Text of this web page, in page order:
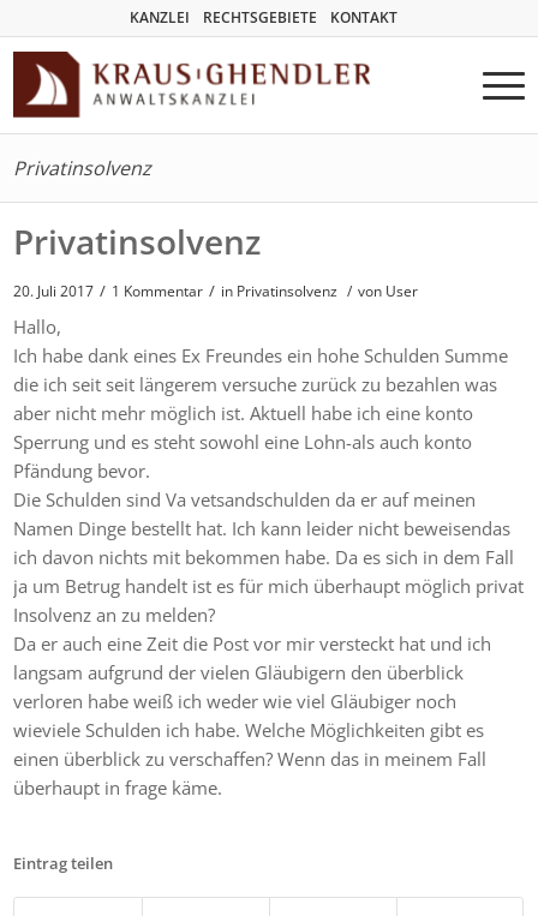
KANZLEI RECHTSGEBIETE KONTAKT
Privatinsolvenz
Privatinsolvenz
20. Juli 2017 / 1 Kommentar / in Privatinsolvenz / von User
Hallo,
Ich habe dank eines Ex Freundes ein hohe Schulden Summe
die ich seit seit längerem versuche zurück zu bezahlen was
aber nicht mehr möglich ist. Aktuell habe ich eine konto
Sperrung und es steht sowohl eine Lohn-als auch konto
Pfändung bevor.
Die Schulden sind Va vetsandschulden da er auf meinen
Namen Dinge bestellt hat. Ich kann leider nicht beweisendas
ich davon nichts mit bekommen habe. Da es sich in dem Fall
ja um Betrug handelt ist es für mich überhaupt möglich privat
Insolvenz an zu melden?
Da er auch eine Zeit die Post vor mir versteckt hat und ich
langsam aufgrund der vielen Gläubigern den überblick
verloren habe weiß ich weder wie viel Gläubiger noch
wieviele Schulden ich habe. Welche Möglichkeiten gibt es
einen überblick zu verschaffen? Wenn das in meinem Fall
überhaupt in frage käme.
Eintrag teilen